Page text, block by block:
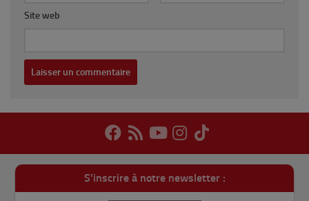
Site web
S'inscrire à notre newsletter :